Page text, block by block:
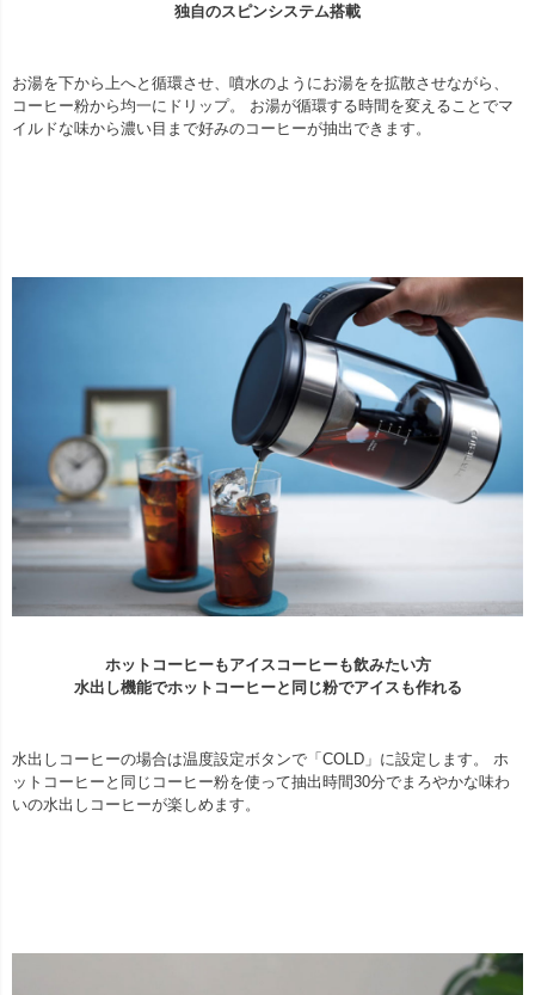
独自のスピンシステム搭載
お湯を下から上へと循環させ、噴水のようにお湯をを拡散させながら、
コーヒー粉から均一にドリップ。 お湯が循環する時間を変えることでマ
イルドな味から濃い目まで好みのコーヒーが抽出できます。
ホットコーヒーもアイスコーヒーも飲みたい方
水出し機能でホットコーヒーと同じ粉でアイスも作れる
水出しコーヒーの場合は温度設定ボタンで「COLD」に設定します。 ホ
ットコーヒーと同じコーヒー粉を使って抽出時間30分でまろやかな味わ
いの水出しコーヒーが楽しめます。